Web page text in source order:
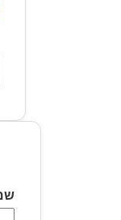
שם